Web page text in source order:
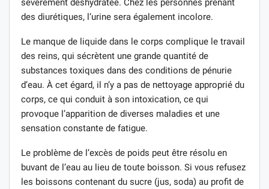
des diurétiques, l’urine sera également incolore.
Le manque de liquide dans le corps complique le travail
des reins, qui sécrètent une grande quantité de
substances toxiques dans des conditions de pénurie
d’eau. À cet égard, il n’y a pas de nettoyage approprié du
corps, ce qui conduit à son intoxication, ce qui
provoque l’apparition de diverses maladies et une
sensation constante de fatigue.
Le problème de l’excès de poids peut être résolu en
buvant de l’eau au lieu de toute boisson. Si vous refusez
les boissons contenant du sucre (jus, soda) au profit de